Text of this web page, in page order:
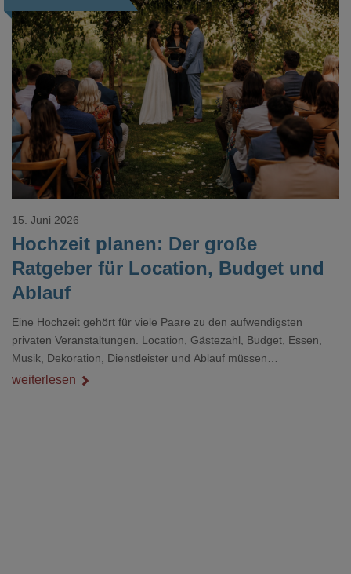
Loading...
Hochzeit planen: Der große
Ratgeber für Location, Budget und
Ablauf
15. Juni 2026
Eine Hochzeit gehört für viele Paare zu den aufwendigsten
privaten Veranstaltungen. Location, Gästezahl, Budget, Essen,
Musik, Dekoration, Dienstleister und Ablauf müssen
zusammenpassen, damit der Tag gut organisiert ist und trotzdem
weiterlesen